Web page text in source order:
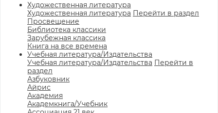
Художественная литература
Художественная литература Перейти в раздел
Просвещение
Библиотека классики
Зарубежная классика
Книга на все времена
Учебная литература/Издательства
Учебная литература/Издательства Перейти в
раздел
Азбуковник
Айрис
Академия
Академкнига/Учебник